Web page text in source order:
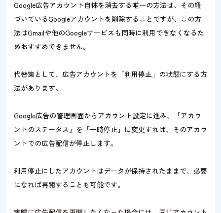
Google広告アカウント自体を消去する唯一の方法は、その紐
づいているGoogleアカウントを削除することですが、この方
法はGmailや他のGoogleサービスも同時に利用できなくなるた
めおすすめできません。
代替策として、広告アカウントを「利用停止」の状態にする方
法があります。
Google広告の管理画面からアカウント設定に進み、「アカウ
ントのステータス」を「一時停止」に変更すれば、そのアカウ
ントでの広告配信が停止します。
利用停止にしたアカウントはデータが保持されたままで、必要
になれば再開することも可能です。